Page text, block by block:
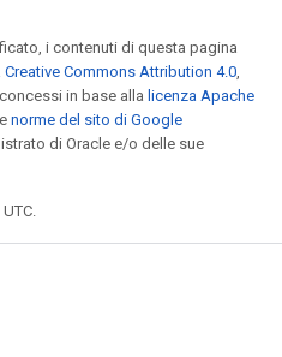
i contenuti di questa pagina
Creative Commons Attribution 4.0,
in base alla licenza Apache
norme del sito di Google
di Oracle e/o delle sue